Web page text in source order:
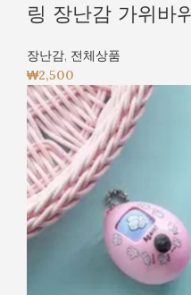
링 장난감 가위바
장난감, 전체상품
₩2,500